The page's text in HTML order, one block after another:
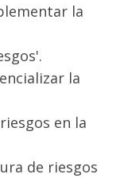
la
la
en la
de riesgos